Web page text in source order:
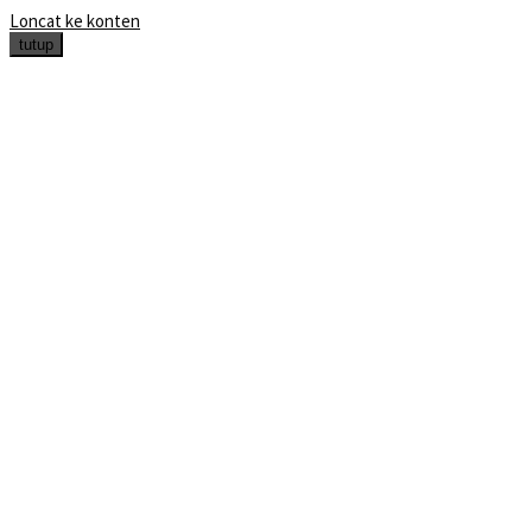
Loncat ke konten
tutup